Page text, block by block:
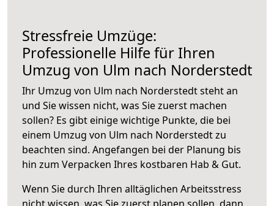
Stressfreie Umzüge:
Professionelle Hilfe für Ihren
Umzug von Ulm nach Norderstedt
Ihr Umzug von Ulm nach Norderstedt steht an
und Sie wissen nicht, was Sie zuerst machen
sollen? Es gibt einige wichtige Punkte, die bei
einem Umzug von Ulm nach Norderstedt zu
beachten sind. Angefangen bei der Planung bis
hin zum Verpacken Ihres kostbaren Hab & Gut.
Wenn Sie durch Ihren alltäglichen Arbeitsstress